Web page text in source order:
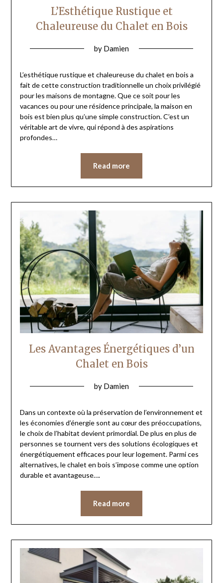
L’Esthétique Rustique et
Chaleureuse du Chalet en Bois
by Damien
L’esthétique rustique et chaleureuse du chalet en bois a
fait de cette construction traditionnelle un choix privilégié
pour les maisons de montagne. Que ce soit pour les
vacances ou pour une résidence principale, la maison en
bois est bien plus qu’une simple construction. C’est un
véritable art de vivre, qui répond à des aspirations
profondes…
Read more
Les Avantages Énergétiques d’un
Chalet en Bois
by Damien
Dans un contexte où la préservation de l’environnement et
les économies d’énergie sont au cœur des préoccupations,
le choix de l’habitat devient primordial. De plus en plus de
personnes se tournent vers des solutions écologiques et
énergétiquement efficaces pour leur logement. Parmi ces
alternatives, le chalet en bois s’impose comme une option
durable et avantageuse….
Read more